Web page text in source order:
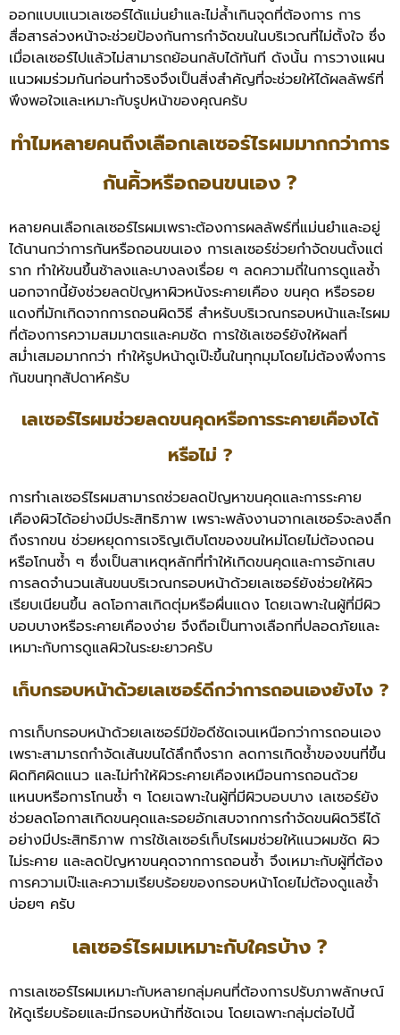
ออกแบบแนวเลเซอร์ได้แม่นยำและไม่ล้ำเกินจุดที่ต้องการ การ
สื่อสารล่วงหน้าจะช่วยป้องกันการกำจัดขนในบริเวณที่ไม่ตั้งใจ ซึ่ง
เมื่อเลเซอร์ไปแล้วไม่สามารถย้อนกลับได้ทันที ดังนั้น การวางแผน
แนวผมร่วมกันก่อนทำจริงจึงเป็นสิ่งสำคัญที่จะช่วยให้ได้ผลลัพธ์ที่
พึงพอใจและเหมาะกับรูปหน้าของคุณครับ
ทำไมหลายคนถึงเลือกเลเซอร์ไรผมมากกว่าการ
กันคิ้วหรือถอนขนเอง ?
หลายคนเลือกเลเซอร์ไรผมเพราะต้องการผลลัพธ์ที่แม่นยำและอยู่
ได้นานกว่าการกันหรือถอนขนเอง การเลเซอร์ช่วยกำจัดขนตั้งแต่
ราก ทำให้ขนขึ้นช้าลงและบางลงเรื่อย ๆ ลดความถี่ในการดูแลซ้ำ
นอกจากนี้ยังช่วยลดปัญหาผิวหนังระคายเคือง ขนคุด หรือรอย
แดงที่มักเกิดจากการถอนผิดวิธี สำหรับบริเวณกรอบหน้าและไรผม
ที่ต้องการความสมมาตรและคมชัด การใช้เลเซอร์ยังให้ผลที่
สม่ำเสมอมากกว่า ทำให้รูปหน้าดูเป๊ะขึ้นในทุกมุมโดยไม่ต้องพึ่งการ
กันขนทุกสัปดาห์ครับ
เลเซอร์ไรผมช่วยลดขนคุดหรือการระคายเคืองได้
หรือไม่ ?
การทำเลเซอร์ไรผมสามารถช่วยลดปัญหาขนคุดและการระคาย
เคืองผิวได้อย่างมีประสิทธิภาพ เพราะพลังงานจากเลเซอร์จะลงลึก
ถึงรากขน ช่วยหยุดการเจริญเติบโตของขนใหม่โดยไม่ต้องถอน
หรือโกนซ้ำ ๆ ซึ่งเป็นสาเหตุหลักที่ทำให้เกิดขนคุดและการอักเสบ
การลดจำนวนเส้นขนบริเวณกรอบหน้าด้วยเลเซอร์ยังช่วยให้ผิว
เรียบเนียนขึ้น ลดโอกาสเกิดตุ่มหรือผื่นแดง โดยเฉพาะในผู้ที่มีผิว
บอบบางหรือระคายเคืองง่าย จึงถือเป็นทางเลือกที่ปลอดภัยและ
เหมาะกับการดูแลผิวในระยะยาวครับ
เก็บกรอบหน้าด้วยเลเซอร์ดีกว่าการถอนเองยังไง ?
การเก็บกรอบหน้าด้วยเลเซอร์มีข้อดีชัดเจนเหนือกว่าการถอนเอง
เพราะสามารถกำจัดเส้นขนได้ลึกถึงราก ลดการเกิดซ้ำของขนที่ขึ้น
ผิดทิศผิดแนว และไม่ทำให้ผิวระคายเคืองเหมือนการถอนด้วย
แหนบหรือการโกนซ้ำ ๆ โดยเฉพาะในผู้ที่มีผิวบอบบาง เลเซอร์ยัง
ช่วยลดโอกาสเกิดขนคุดและรอยอักเสบจากการกำจัดขนผิดวิธีได้
อย่างมีประสิทธิภาพ การใช้เลเซอร์เก็บไรผมช่วยให้แนวผมชัด ผิว
ไม่ระคาย และลดปัญหาขนคุดจากการถอนซ้ำ จึงเหมาะกับผู้ที่ต้อง
การความเป๊ะและความเรียบร้อยของกรอบหน้าโดยไม่ต้องดูแลซ้ำ
บ่อยๆ ครับ
เลเซอร์ไรผมเหมาะกับใครบ้าง ?
การเลเซอร์ไรผมเหมาะกับหลายกลุ่มคนที่ต้องการปรับภาพลักษณ์
ให้ดูเรียบร้อยและมีกรอบหน้าที่ชัดเจน โดยเฉพาะกลุ่มต่อไปนี้